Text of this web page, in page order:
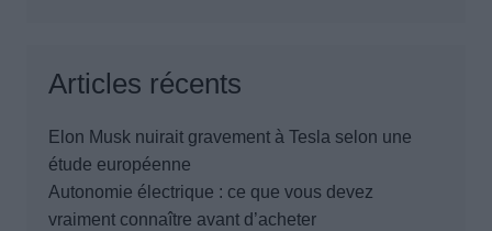
Articles récents
Elon Musk nuirait gravement à Tesla selon une
étude européenne
Autonomie électrique : ce que vous devez
vraiment connaître avant d’acheter